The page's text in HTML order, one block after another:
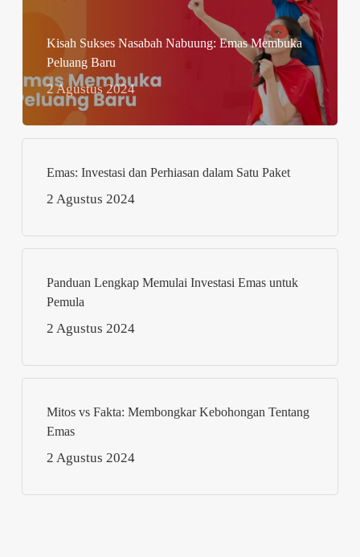
Kisah Sukses Nasabah Nabuung: Emas Membuka
Peluang Baru
2 Agustus 2024
Emas: Investasi dan Perhiasan dalam Satu Paket
2 Agustus 2024
Panduan Lengkap Memulai Investasi Emas untuk
Pemula
2 Agustus 2024
Mitos vs Fakta: Membongkar Kebohongan Tentang
Emas
2 Agustus 2024